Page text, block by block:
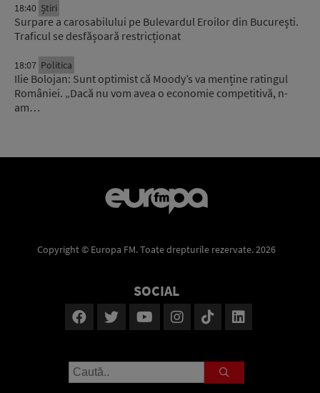
18:40 Știri
Surpare a carosabilului pe Bulevardul Eroilor din București.
Traficul se desfășoară restricționat
18:07 Politica
Ilie Bolojan: Sunt optimist că Moody’s va menține ratingul
României. „Dacă nu vom avea o economie competitivă, n-
am…
Copyright © Europa FM. Toate drepturile rezervate. 2026
SOCIAL